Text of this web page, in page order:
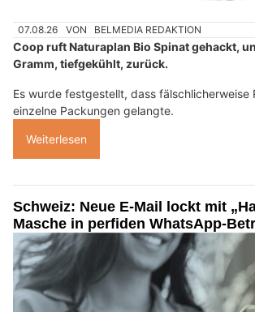
07.08.26 VON BELMEDIA REDAKTION
Coop ruft Naturaplan Bio Spinat gehackt,
Gramm, tiefgekühlt, zurück.
Es wurde festgestellt, dass fälschlicherweise
einzelne Packungen gelangte.
Weiterlesen
Schweiz: Neue E-Mail lockt mit
Masche in perfiden WhatsApp-